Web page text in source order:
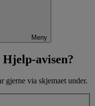
Meny
avisen?
gjerne via skjemaet under.